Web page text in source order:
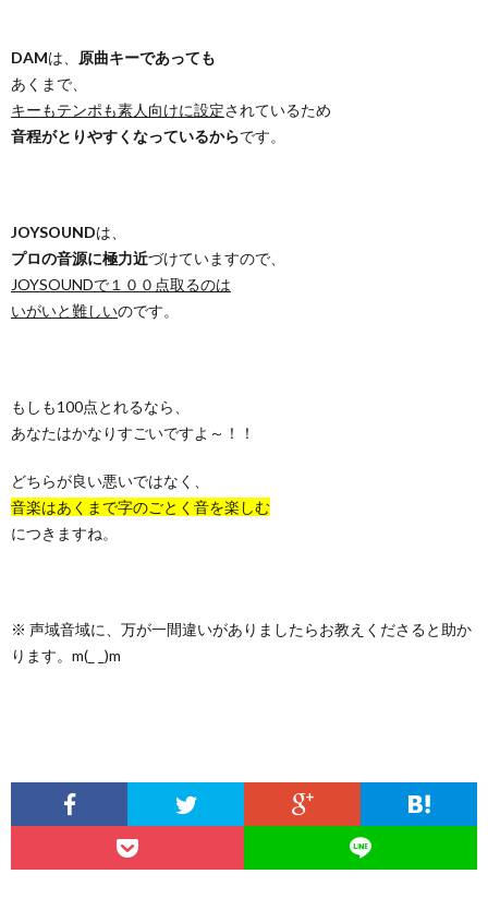
DAMは、 原曲キーであっても
あくまで、
キーもテンポも素人向けに設定されているため
音程がとりやすくなっているからです。
JOYSOUNDは、
プロの音源に極力近づけていますので、
JOYSOUNDで１００点取るのは
いがいと難しいのです。
もしも100点とれるなら、
あなたはかなりすごいですよ～！！
どちらが良い悪いではなく、
音楽はあくまで字のごとく音を楽しむ
につきますね。
※ 声域音域に、万が一間違いがありましたらお教えくださると助か
ります。m(_ _)m